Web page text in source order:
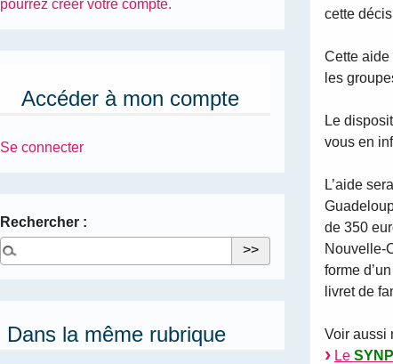
cette
Cette aide
les
Le
vous en
L’aide
de 350
Nouvelle-
forme
livret de
Voir aussi
Le
pourrez créer votre compte.
Accéder à mon compte
Se connecter
Rechercher :
Dans la même rubrique